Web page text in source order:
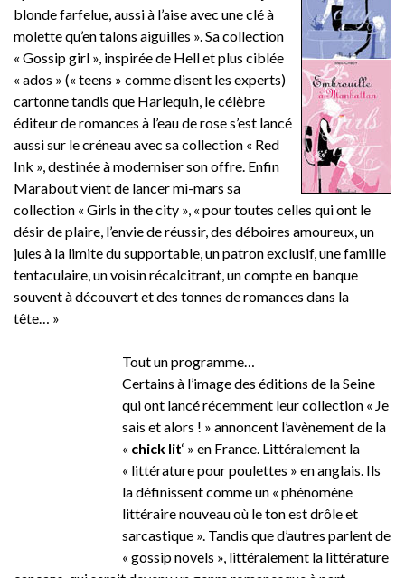
blonde farfelue, aussi à l’aise avec une clé à
molette qu’en talons aiguilles ». Sa collection
« Gossip girl », inspirée de Hell et plus ciblée
« ados » (« teens » comme disent les experts)
cartonne tandis que Harlequin, le célèbre
éditeur de romances à l’eau de rose s’est lancé
aussi sur le créneau avec sa collection « Red
Ink », destinée à moderniser son offre. Enfin
Marabout vient de lancer mi-mars sa
collection « Girls in the city », « pour toutes celles qui ont le
désir de plaire, l’envie de réussir, des déboires amoureux, un
jules à la limite du supportable, un patron exclusif, une famille
tentaculaire, un voisin récalcitrant, un compte en banque
souvent à découvert et des tonnes de romances dans la
tête… »
Tout un programme…
Certains à l’image des éditions de la Seine
qui ont lancé récemment leur collection « Je
sais et alors ! » annoncent l’avènement de la
« chick lit‘ » en France. Littéralement la
« littérature pour poulettes » en anglais. Ils
la définissent comme un « phénomène
littéraire nouveau où le ton est drôle et
sarcastique ». Tandis que d’autres parlent de
« gossip novels », littéralement la littérature